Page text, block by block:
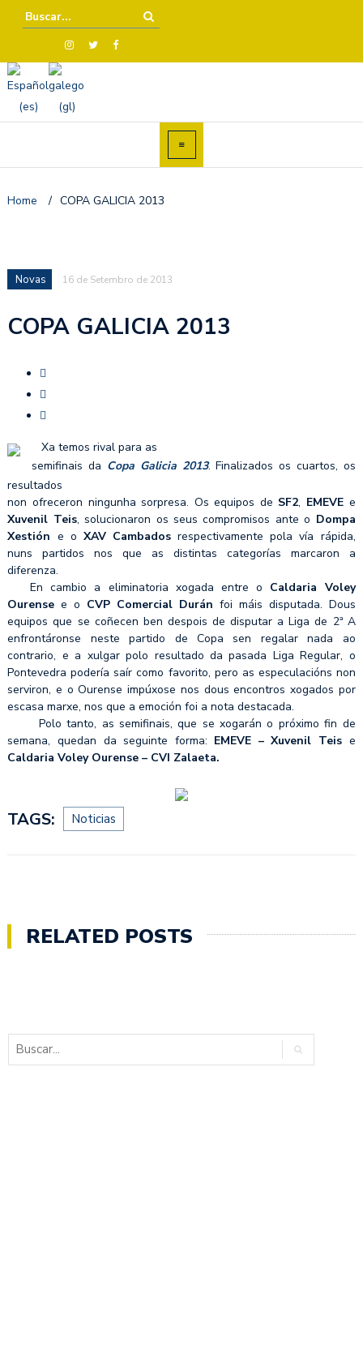
Home / COPA GALICIA 2013
Novas 16 de Setembro de 2013
COPA GALICIA 2013
Xa temos rival para as
semifinais da Copa Galicia 2013. Finalizados os cuartos, os
resultados
non ofreceron ningunha sorpresa. Os equipos de SF2, EMEVE e
Xuvenil Teis, solucionaron os seus compromisos ante o Dompa
Xestión e o XAV Cambados respectivamente pola vía rápida,
nuns partidos nos que as distintas categorías marcaron a
diferenza.
En cambio a eliminatoria xogada entre o Caldaria Voley
Ourense e o CVP Comercial Durán foi máis disputada. Dous
equipos que se coñecen ben despois de disputar a Liga de 2ª A
enfrontáronse neste partido de Copa sen regalar nada ao
contrario, e a xulgar polo resultado da pasada Liga Regular, o
Pontevedra podería saír como favorito, pero as especulacións non
serviron, e o Ourense impúxose nos dous encontros xogados por
escasa marxe, nos que a emoción foi a nota destacada.
Polo tanto, as semifinais, que se xogarán o próximo fin de
semana, quedan da seguinte forma: EMEVE – Xuvenil Teis e
Caldaria Voley Ourense – CVI Zalaeta.
TAGS: Noticias
RELATED POSTS